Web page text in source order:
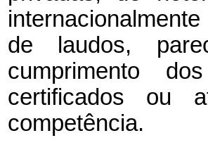
de laudos,
cumprimento
certificados ou
competência.